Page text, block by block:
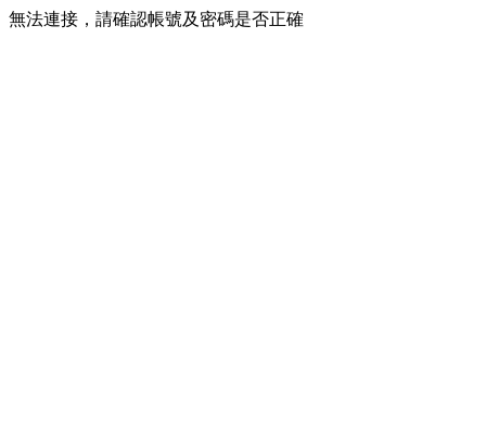
無法連接，請確認帳號及密碼是否正確